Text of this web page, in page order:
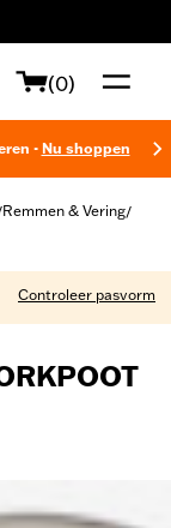
(0)
- Nu shoppen
Remmen & Vering/
Controleer pasvorm